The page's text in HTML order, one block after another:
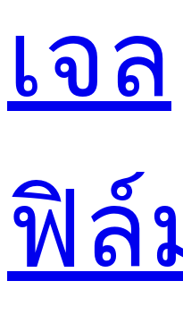
เจล
ฟิล์